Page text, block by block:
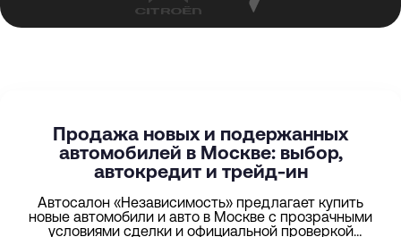
Продажа новых и подержанных
автомобилей в Москве: выбор,
автокредит и трейд-ин
Автосалон «Независимость» предлагает купить
новые автомобили и авто в Москве с прозрачными
условиями сделки и официальной проверкой